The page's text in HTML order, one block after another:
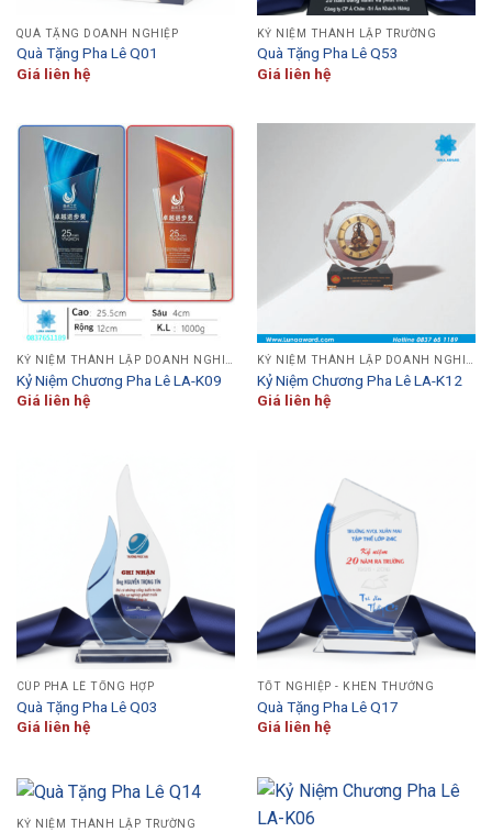
QUÀ TẶNG DOANH NGHIỆP
Quà Tặng Pha Lê Q01
Giá liên hệ
KỶ NIỆM THÀNH LẬP TRƯỜNG
Quà Tặng Pha Lê Q53
Giá liên hệ
Kỷ Niệm Chương Pha Lê LA-K09
Giá liên hệ
Kỷ Niệm Chương Pha Lê LA-K12
Giá liên hệ
CÚP PHA LÊ TỔNG HỢP
Quà Tặng Pha Lê Q03
Giá liên hệ
TỐT NGHIỆP - KHEN THƯỞNG
Quà Tặng Pha Lê Q17
Giá liên hệ
KỶ NIỆM THÀNH LẬP TRƯỜNG